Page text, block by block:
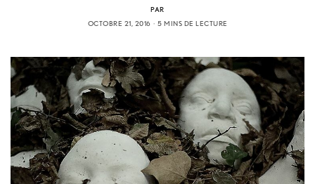
PAR
OCTOBRE 21, 2016
5 MINS DE LECTURE